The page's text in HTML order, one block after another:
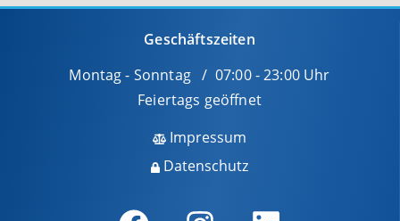
Geschäftszeiten
Montag - Sonntag / 07:00 - 23:00 Uhr
Feiertags geöffnet
Impressum
Datenschutz